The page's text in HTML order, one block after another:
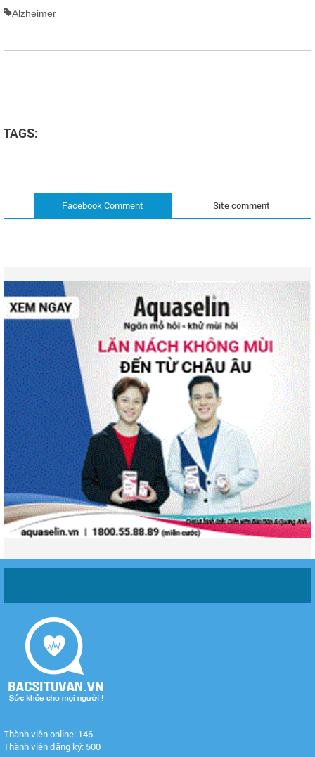
Alzheimer
TAGS:
Site comment
Facebook Comment
Thành viên online: 146
Thành viên đăng ký: 500